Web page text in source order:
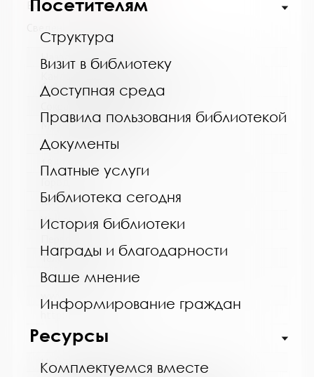
Посетителям
Структура
Визит в библиотеку
Доступная среда
Правила пользования библиотекой
Документы
Платные услуги
Библиотека сегодня
История библиотеки
Награды и благодарности
Ваше мнение
Информирование граждан
Ресурсы
Комплектуемся вместе
Выпуск №5 от 2023 года
Название библиотеки:
Кандалакшская централизованная
библиотечная система
МБУ Кандалакшская ЦБС
Почтовый индекс:
184042
Кандалакша
Улица, дом:
Телефон:
8 (81533) 9-21-92
www:
http://cbskanda.ru
Название библиотеки: